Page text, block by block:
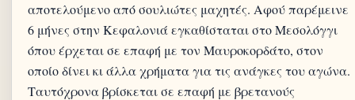
αποτελούμενο από σουλιώτες μαχητές. Αφού παρέμεινε
6 μήνες στην Κεφαλονιά εγκαθίσταται στο Μεσολόγγι
όπου έρχεται σε επαφή με τον Μαυροκορδάτο, στον
οποίο δίνει κι άλλα χρήματα για τις ανάγκες του αγώνα.
Ταυτόχρονα βρίσκεται σε επαφή με βρετανούς